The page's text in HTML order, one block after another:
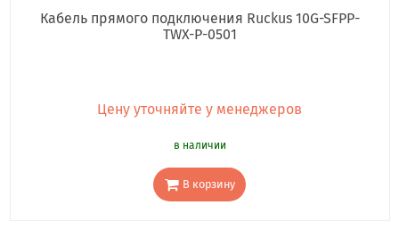
Кабель прямого подключения Ruckus 10G-SFPP-
TWX-P-0501
Цену уточняйте у менеджеров
в наличии
В корзину